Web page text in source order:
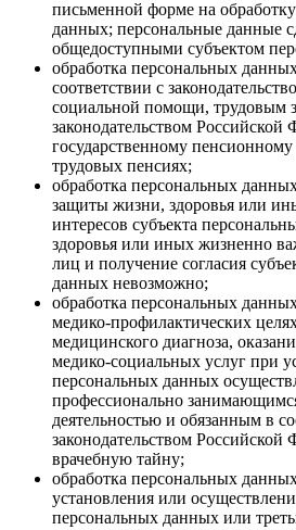
письменной форме на
данных; персональные данные
общедоступными субъектом
обработка персональных
соответствии с
социальной помощи, трудовым
законодательством
государственному
трудовых пенсиях;
обработка персональных
защиты жизни, здоровья или
интересов субъекта
здоровья или иных жизненно
лиц и получение согласия
данных невозможно;
обработка персональных
медико-профилактических
медицинского диагноза,
медико-социальных услуг при
персональных данных
профессионально
деятельностью и обязанным в
законодательством Российской
врачебную тайну;
обработка персональных
установления или
персональных данных или